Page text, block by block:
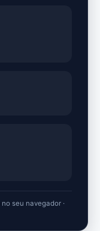
seu navegador ·